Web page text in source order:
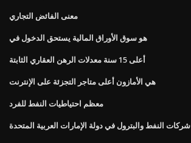
معنى الفائض التجاري
هو سوق الأوراق المالية يستحق الدخول في
أعلى 15 سنة معدلات الرهن العقاري الثابتة
هي الأمازون أعلى متاجر التجزئة على الإنترنت
معظم احتياطيات النفط للفرد
شركات النفط والبترول في دولة الإمارات العربية المتحدة